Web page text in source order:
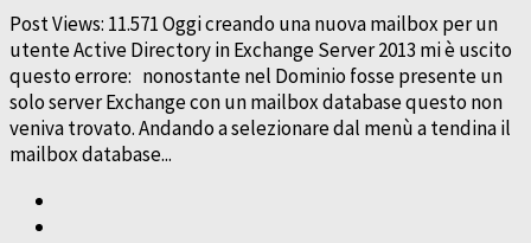
Post Views: 11.571 Oggi creando una nuova mailbox per un
utente Active Directory in Exchange Server 2013 mi è uscito
questo errore: nonostante nel Dominio fosse presente un
solo server Exchange con un mailbox database questo non
veniva trovato. Andando a selezionare dal menù a tendina il
mailbox database...